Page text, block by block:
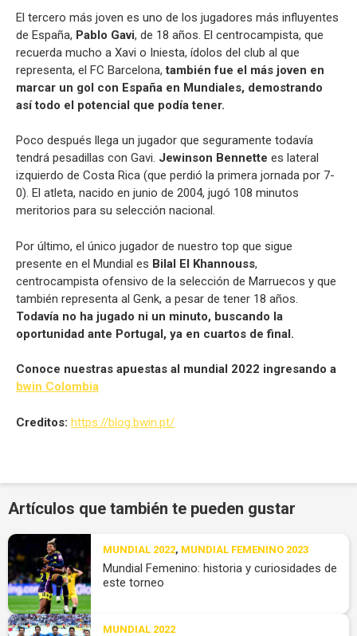
El tercero más joven es uno de los jugadores más influyentes
de España, Pablo Gavi, de 18 años. El centrocampista, que
recuerda mucho a Xavi o Iniesta, ídolos del club al que
representa, el FC Barcelona, ​​también fue el más joven en
marcar un gol con España en Mundiales, demostrando
así todo el potencial que podía tener.
Poco después llega un jugador que seguramente todavía
tendrá pesadillas con Gavi. Jewinson Bennette es lateral
izquierdo de Costa Rica (que perdió la primera jornada por 7-
0). El atleta, nacido en junio de 2004, jugó 108 minutos
meritorios para su selección nacional.
Por último, el único jugador de nuestro top que sigue
presente en el Mundial es Bilal El Khannouss,
centrocampista ofensivo de la selección de Marruecos y que
también representa al Genk, a pesar de tener 18 años.
Todavía no ha jugado ni un minuto, buscando la
oportunidad ante Portugal, ya en cuartos de final.
Conoce nuestras apuestas al mundial 2022 ingresando a
bwin Colombia
Creditos: https://blog.bwin.pt/
Artículos que también te pueden gustar
MUNDIAL 2022, MUNDIAL FEMENINO 2023
Mundial Femenino: historia y curiosidades de
este torneo
MUNDIAL 2022